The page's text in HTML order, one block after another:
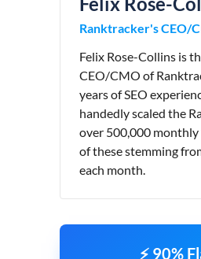
Ranktracker's CEO/
Felix Rose-Collins is
CEO/CMO of
years of SEO
handedly scaled the
over 500,000
of these stemming
each month.
⚡ 90%